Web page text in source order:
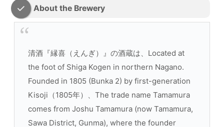
About the Brewery
清酒『縁喜（えんぎ）』の酒蔵は、Located at
the foot of Shiga Kogen in northern Nagano.
Founded in 1805 (Bunka 2) by first-generation
Kisoji（1805年）、The trade name Tamamura
comes from Joshu Tamamura (now Tamamura,
Sawa District, Gunma), where the founder